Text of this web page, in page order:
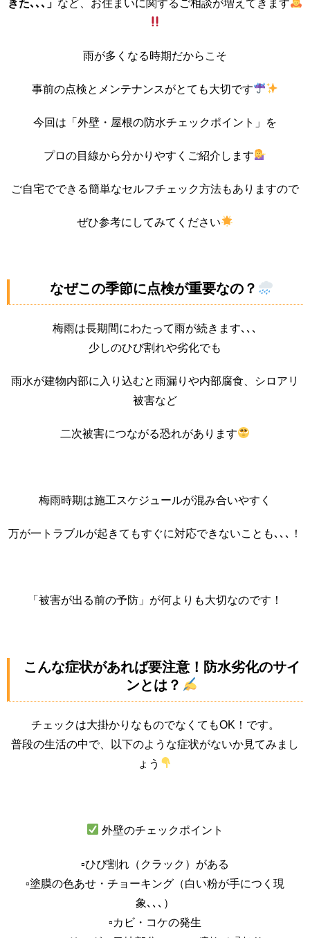
きた､､､」 など、お住まいに関するご相談が増えてきます
雨が多くなる時期だからこそ
事前の点検とメンテナンスがとても大切です
今回は「外壁・屋根の防水チェックポイント」を
プロの目線から分かりやすくご紹介します
ご自宅でできる簡単なセルフチェック方法もありますので
ぜひ参考にしてみてください
なぜこの季節に点検が重要なの？
梅雨は長期間にわたって雨が続きます､､､
少しのひび割れや劣化でも
雨水が建物内部に入り込むと雨漏りや内部腐食、シロアリ
被害など
二次被害につながる恐れがあります
梅雨時期は施工スケジュールが混み合いやすく
万が一トラブルが起きてもすぐに対応できないことも､､､！
「被害が出る前の予防」が何よりも大切なのです！
こんな症状があれば要注意！防水劣化のサイ
ンとは？
チェックは大掛かりなものでなくてもOK！です。
普段の生活の中で、以下のような症状がないか見てみまし
ょう
外壁のチェックポイント
▫︎ひび割れ（クラック）がある
▫︎塗膜の色あせ・チョーキング（白い粉が手につく現
象､､､）
▫︎カビ・コケの発生